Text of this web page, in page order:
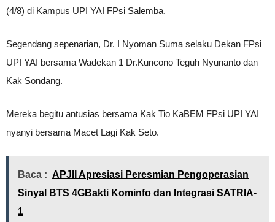
(4/8) di Kampus UPI YAI FPsi Salemba.
Segendang sepenarian, Dr. I Nyoman Suma selaku Dekan FPsi
UPI YAI bersama Wadekan 1 Dr.Kuncono Teguh Nyunanto dan
Kak Sondang.
Mereka begitu antusias bersama Kak Tio KaBEM FPsi UPI YAI
nyanyi bersama Macet Lagi Kak Seto.
Baca : APJII Apresiasi Peresmian Pengoperasian
Sinyal BTS 4GBakti Kominfo dan Integrasi SATRIA-
1